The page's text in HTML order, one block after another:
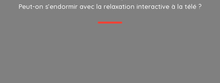
Peut-on s’endormir avec la relaxation interactive à la télé ?